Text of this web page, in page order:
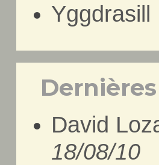
Yggdrasill
David
18/08/10